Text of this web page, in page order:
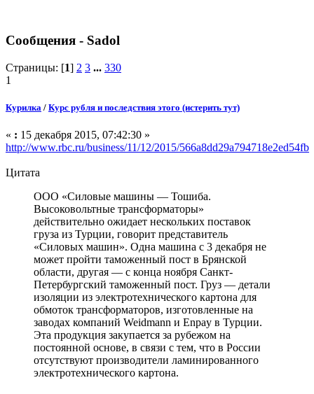
Сообщения - Sadol
Страницы: [1] 2 3 ... 330
1
Курилка / Курс рубля и последствия этого (истерить тут)
« : 15 декабря 2015, 07:42:30 »
http://www.rbc.ru/business/11/12/2015/566a8dd29a794718e2ed54fb
Цитата
ООО «Силовые машины — Тошиба.
Высоковольтные трансформаторы»
действительно ожидает нескольких поставок
груза из Турции, говорит представитель
«Силовых машин». Одна машина с 3 декабря не
может пройти таможенный пост в Брянской
области, другая — с конца ноября Санкт-
Петербургский таможенный пост. Груз — детали
изоляции из электротехнического картона для
обмоток трансформаторов, изготовленные на
заводах компаний Weidmann и Enpay в Турции.
Эта продукция закупается за рубежом на
постоянной основе, в связи с тем, что в России
отсутствуют производители ламинированного
электротехнического картона.